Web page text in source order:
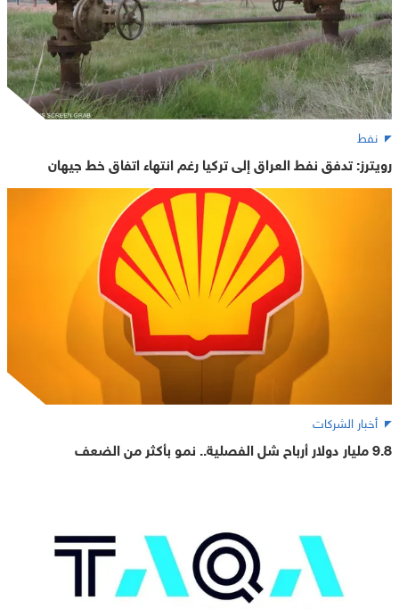
نفط
رويترز: تدفق نفط العراق إلى تركيا رغم انتهاء اتفاق خط جيهان
أخبار الشركات
9.8 مليار دولار أرباح شل الفصلية.. نمو بأكثر من الضعف